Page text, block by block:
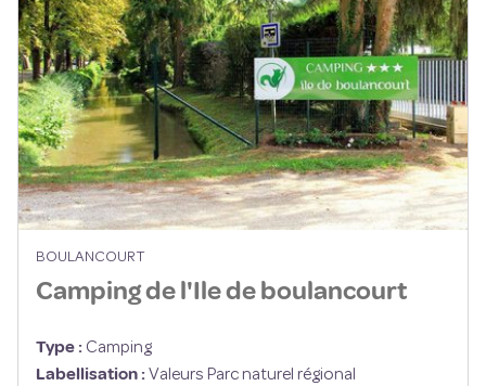
BOULANCOURT
Camping de l'Ile de boulancourt
Type : Camping
Labellisation : Valeurs Parc naturel régional